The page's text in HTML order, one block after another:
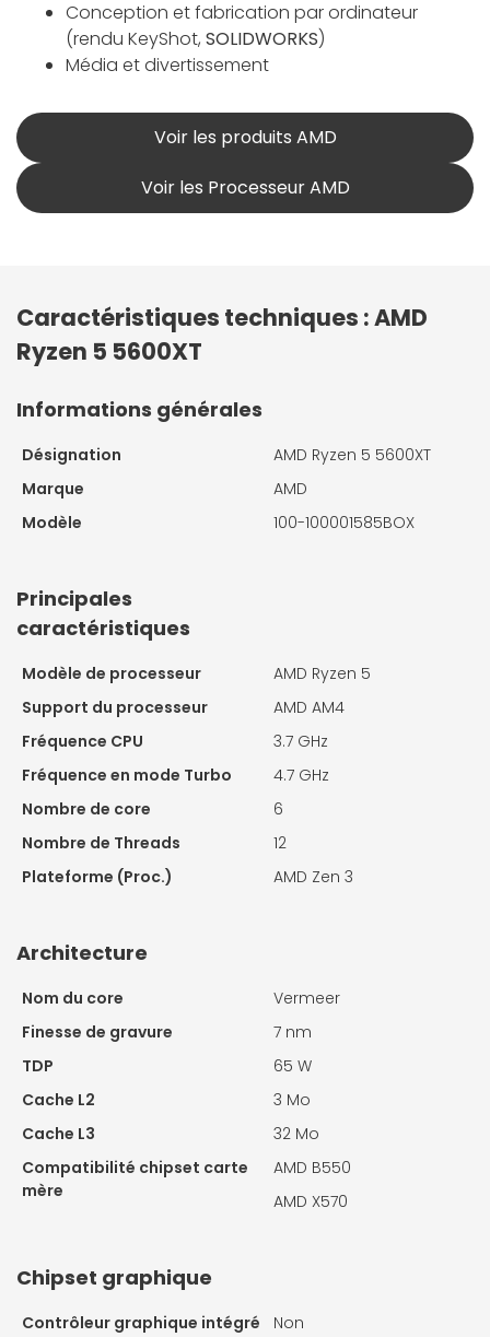
Conception et fabrication par ordinateur
(rendu KeyShot, SOLIDWORKS)
Média et divertissement
Voir les produits AMD
Voir les Processeur AMD
Caractéristiques techniques : AMD
Ryzen 5 5600XT
Informations générales
Désignation
AMD Ryzen 5 5600XT
Marque
AMD
Modèle
100-100001585BOX
Principales
caractéristiques
Modèle de processeur
AMD Ryzen 5
Support du processeur
AMD AM4
Fréquence CPU
3.7 GHz
Fréquence en mode Turbo
4.7 GHz
Nombre de core
6
Nombre de Threads
12
Plateforme (Proc.)
AMD Zen 3
Architecture
Nom du core
Vermeer
Finesse de gravure
7 nm
TDP
65 W
Cache L2
3 Mo
Cache L3
32 Mo
Compatibilité chipset carte
mère
AMD B550
AMD X570
Chipset graphique
Contrôleur graphique intégré
Non